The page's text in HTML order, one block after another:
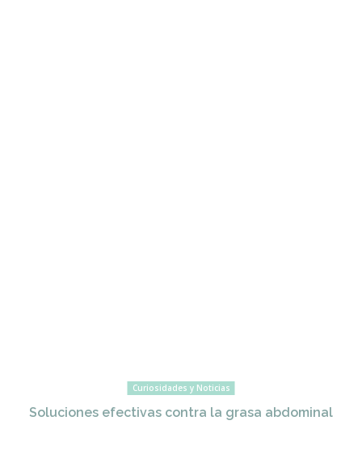
Curiosidades y Noticias
Soluciones efectivas contra la grasa abdominal